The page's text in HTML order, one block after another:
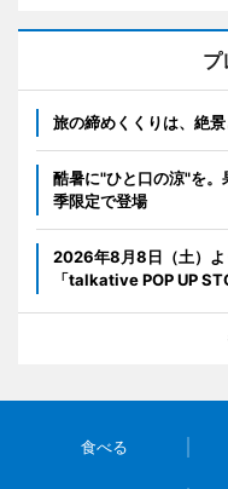
プ
旅の締めくくりは、絶景
酷暑に"ひと口の涼"を
季限定で登場
2026年8月8日（土）よ
「talkative POP UP
食べる